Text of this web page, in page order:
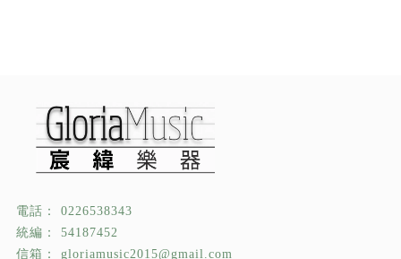
0226538343
54187452
gloriamusic2015@gmail.com